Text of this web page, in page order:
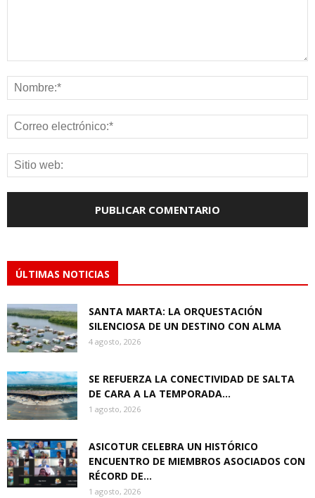
ÚLTIMAS NOTICIAS
SANTA MARTA: LA ORQUESTACIÓN
SILENCIOSA DE UN DESTINO CON ALMA
4 agosto, 2026
SE REFUERZA LA CONECTIVIDAD DE SALTA
DE CARA A LA TEMPORADA...
1 agosto, 2026
ASICOTUR CELEBRA UN HISTÓRICO
ENCUENTRO DE MIEMBROS ASOCIADOS CON
RÉCORD DE...
1 agosto, 2026